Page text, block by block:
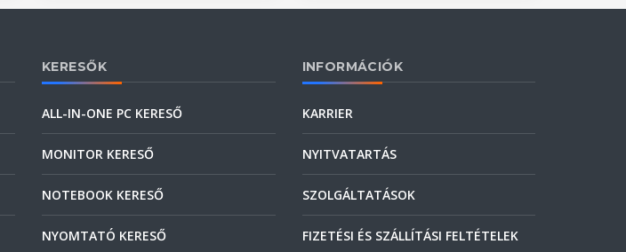
KERESŐK
ALL-IN-ONE PC KERESŐ
MONITOR KERESŐ
NOTEBOOK KERESŐ
NYOMTATÓ KERESŐ
INFORMÁCIÓK
KARRIER
NYITVATARTÁS
SZOLGÁLTATÁSOK
FIZETÉSI ÉS SZÁLLÍTÁSI FELTÉTELEK